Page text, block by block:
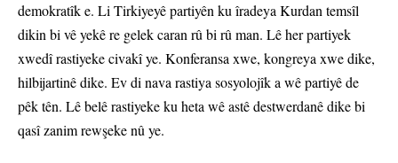
demokratîk e. Li Tirkiyeyê partiyên ku îradeya Kurdan temsîl
dikin bi vê yekê re gelek caran rû bi rû man. Lê her partiyek
xwedî rastiyeke civakî ye. Konferansa xwe, kongreya xwe dike,
hilbijartinê dike. Ev di nava rastiya sosyolojîk a wê partiyê de
pêk tên. Lê belê rastiyeke ku heta wê astê destwerdanê dike bi
qasî zanim rewşeke nû ye.